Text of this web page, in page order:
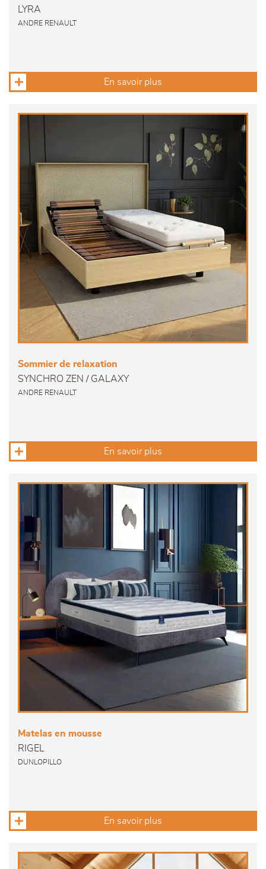
LYRA
ANDRE RENAULT
En savoir plus
Sommier de relaxation
SYNCHRO ZEN / GALAXY
ANDRE RENAULT
En savoir plus
Matelas en mousse
RIGEL
DUNLOPILLO
En savoir plus